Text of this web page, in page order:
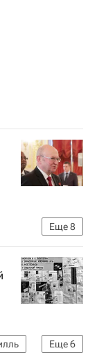
Еще8
Еще6